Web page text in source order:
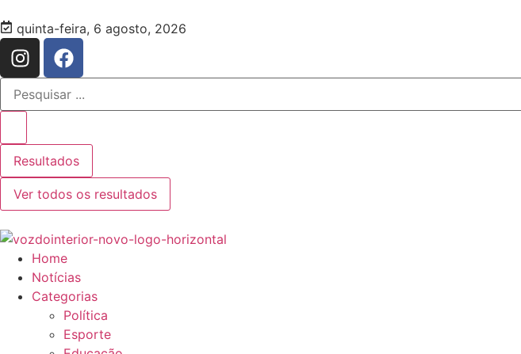
quinta-feira, 6 agosto, 2026
Resultados
Ver todos os resultados
Home
Notícias
Categorias
Política
Esporte